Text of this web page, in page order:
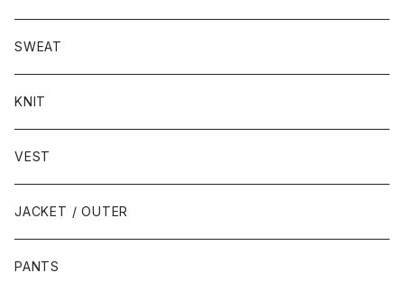
SWEAT
KNIT
VEST
JACKET / OUTER
PANTS